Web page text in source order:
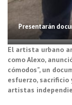
Presentarán
El artista urbano
como Alexo,
cómodos”, un
esfuerzo,
artistas